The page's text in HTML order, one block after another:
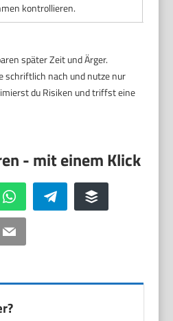
kontrollieren.
später Zeit und Ärger.
schriftlich nach und nutze nur
du Risiken und triffst eine
WhatsApp Telegram Buffer
Email